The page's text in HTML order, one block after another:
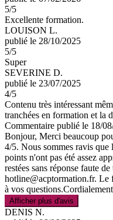
5/5
Excellente formation.
LOUISON L.
publié le 28/10/2025
5/5
Super
SEVERINE D.
publié le 23/07/2025
4/5
Contenu très intéressant
tranchées en formation et la
Commentaire publié le 18/
Bonjour, Merci beaucoup
4/5. Nous sommes ravis que
points n'ont pas été assez
restées sans réponse faute
hotline@acptormation.fr. Le
à vos
Afficher plus d'avis
DENIS N.